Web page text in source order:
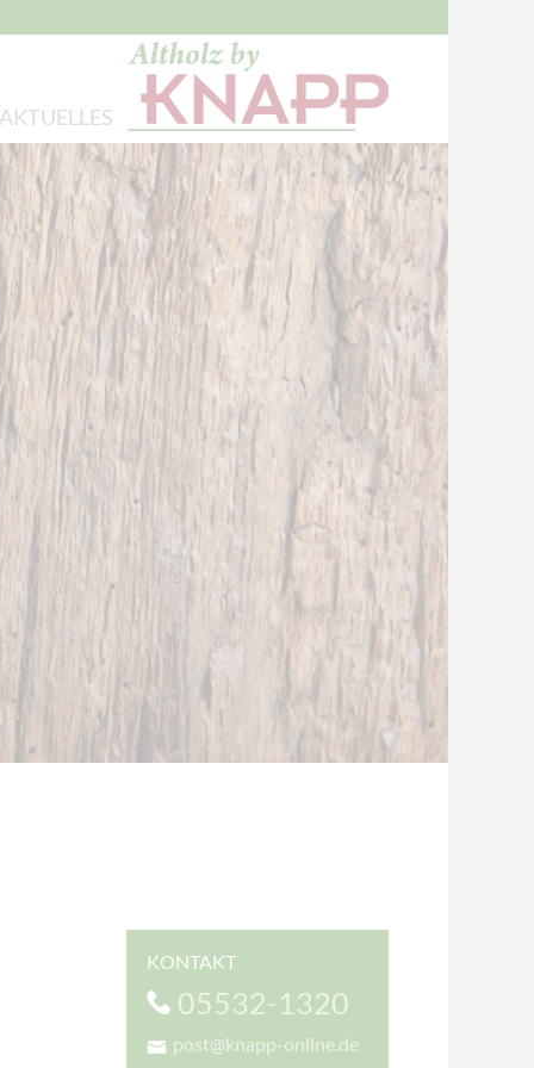
AKTUELLES
KONTAKT
05532-1320
post@knapp-online.de